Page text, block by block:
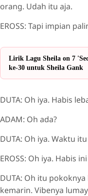
orang. Udah itu aja.
EROSS: Tapi impian
Lirik Lagu Sheila on 7
ke-30 untuk Sheila Gank
DUTA: Oh iya. Habis
ADAM: Oh ada?
DUTA: Oh iya. Waktu
EROSS: Oh iya. Habis
DUTA: Oh itu
kemarin. Vibenya